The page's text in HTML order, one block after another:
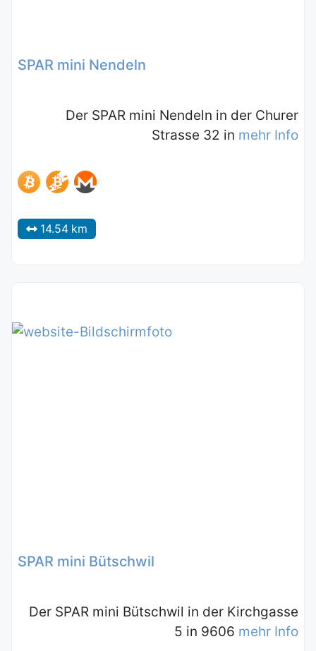
SPAR mini Nendeln
Der SPAR mini Nendeln in der Churer
Strasse 32 in mehr Info
14.54 km
SPAR mini Bütschwil
Der SPAR mini Bütschwil in der Kirchgasse
5 in 9606 mehr Info